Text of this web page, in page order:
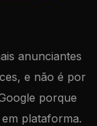
anunciantes
e não é por
porque
plataforma.